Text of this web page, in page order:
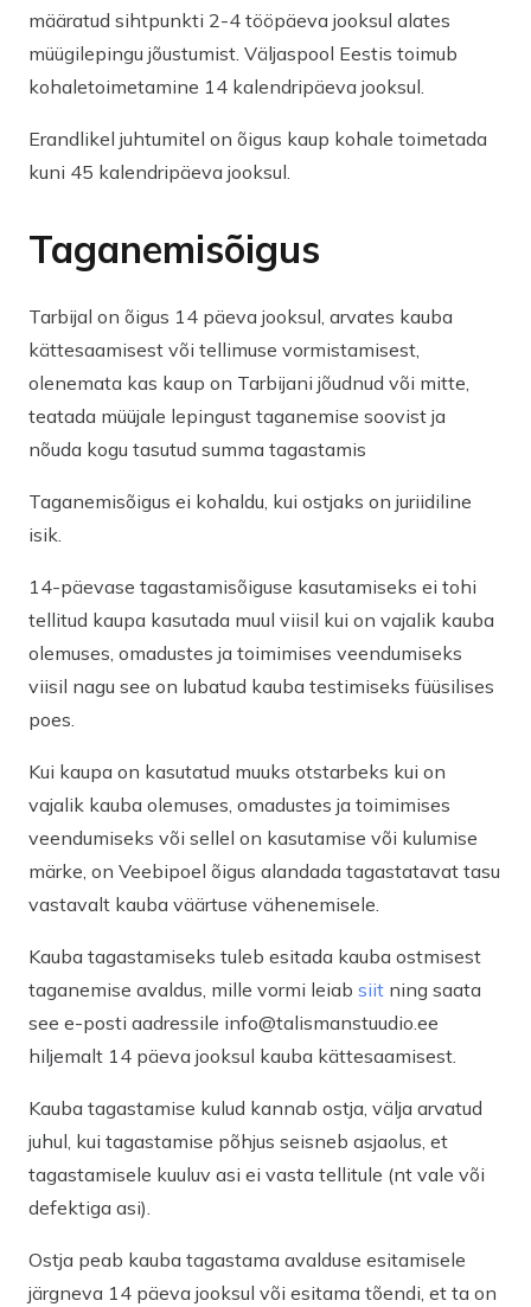
määratud sihtpunkti 2-4 tööpäeva jooksul alates
müügilepingu jõustumist. Väljaspool Eestis toimub
kohaletoimetamine 14 kalendripäeva jooksul.
Erandlikel juhtumitel on õigus kaup kohale toimetada
kuni 45 kalendripäeva jooksul.
Taganemisõigus
Tarbijal on õigus 14 päeva jooksul, arvates kauba
kättesaamisest või tellimuse vormistamisest,
olenemata kas kaup on Tarbijani jõudnud või mitte,
teatada müüjale lepingust taganemise soovist ja
nõuda kogu tasutud summa tagastamis
Taganemisõigus ei kohaldu, kui ostjaks on juriidiline
isik.
14-päevase tagastamisõiguse kasutamiseks ei tohi
tellitud kaupa kasutada muul viisil kui on vajalik kauba
olemuses, omadustes ja toimimises veendumiseks
viisil nagu see on lubatud kauba testimiseks füüsilises
poes.
Kui kaupa on kasutatud muuks otstarbeks kui on
vajalik kauba olemuses, omadustes ja toimimises
veendumiseks või sellel on kasutamise või kulumise
märke, on Veebipoel õigus alandada tagastatavat tasu
vastavalt kauba väärtuse vähenemisele.
Kauba tagastamiseks tuleb esitada kauba ostmisest
taganemise avaldus, mille vormi leiab siit ning saata
see e-posti aadressile info@talismanstuudio.ee
hiljemalt 14 päeva jooksul kauba kättesaamisest.
Kauba tagastamise kulud kannab ostja, välja arvatud
juhul, kui tagastamise põhjus seisneb asjaolus, et
tagastamisele kuuluv asi ei vasta tellitule (nt vale või
defektiga asi).
Ostja peab kauba tagastama avalduse esitamisele
järgneva 14 päeva jooksul või esitama tõendi, et ta on